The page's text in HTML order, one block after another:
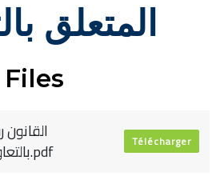
المتعلق
بالتعاونيات النسخة العربية.pdf Télécharger